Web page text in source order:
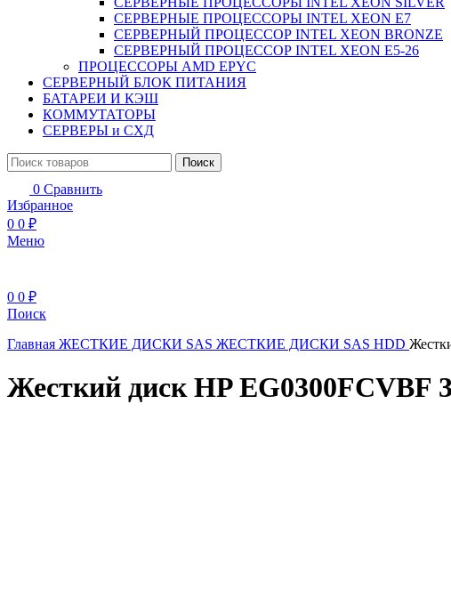
СЕРВЕРНЫЕ ПРОЦЕССОРЫ INTEL XEON Е7
СЕРВЕРНЫЙ ПРОЦЕССОР INTEL XEON BRONZE
СЕРВЕРНЫЙ ПРОЦЕССОР INTEL XEON Е5-26
ПРОЦЕССОРЫ AMD EPYC
СЕРВЕРНЫЙ БЛОК ПИТАНИЯ
БАТАРЕИ И КЭШ
КОММУТАТОРЫ
СЕРВЕРЫ и СХД
Поиск
0 Сравнить
Избранное
0 0 ₽
Меню
0 0 ₽
Поиск
Главная ЖЕСТКИЕ ДИСКИ SAS ЖЕСТКИЕ ДИСКИ SAS HDD
Жесткий диск HP EG0300FCVBF